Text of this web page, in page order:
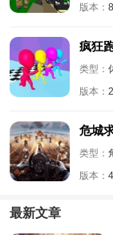
版本： 8
疯狂
类型：
版本： 2
危城
类型：
版本：
最新文章